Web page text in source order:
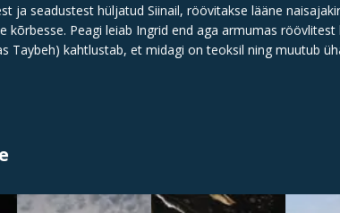
ja seadustest hüljatud Siinail, röövitakse lääne
Peagi leiab Ingrid end aga armumas
Taybeh) kahtlustab, et midagi on teoksil ning muutub